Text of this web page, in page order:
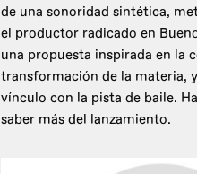
de una sonoridad sintética,
el productor radicado en
una propuesta inspirada en la
transformación de la materia,
vínculo con la pista de baile.
saber más del lanzamiento.